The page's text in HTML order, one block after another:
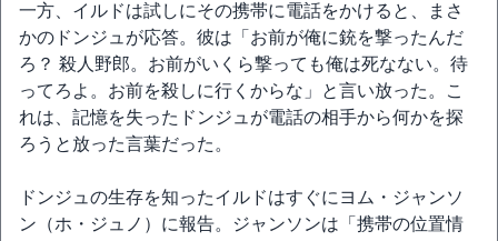
一方、イルドは試しにその携帯に電話をかけると、まさ
かのドンジュが応答。彼は「お前が俺に銃を撃ったんだ
ろ？ 殺人野郎。お前がいくら撃っても俺は死なない。待
ってろよ。お前を殺しに行くからな」と言い放った。こ
れは、記憶を失ったドンジュが電話の相手から何かを探
ろうと放った言葉だった。
ドンジュの生存を知ったイルドはすぐにヨム・ジャンソ
ン（ホ・ジュノ）に報告。ジャンソンは「携帯の位置情